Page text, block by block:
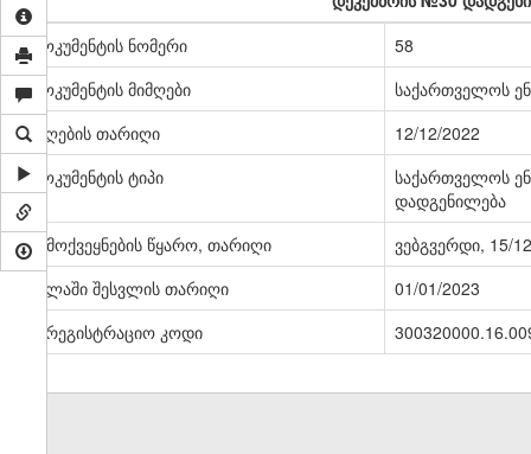
დოკუმენტის ნომერი
58
დოკუმენტის მიმღები
საქართველოს
მიღების თარიღი
12/12/2022
დოკუმენტის ტიპი
საქართველოს
დადგენილება
გამოქვეყნების წყარო, თარიღი
ვებგვერდი, 15/
ძალაში შესვლის თარიღი
01/01/2023
სარეგისტრაციო კოდი